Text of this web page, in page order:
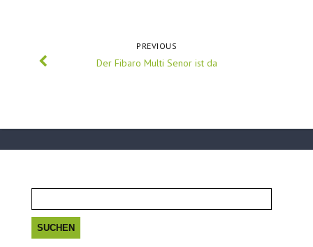
PREVIOUS
Der Fibaro Multi Senor ist da